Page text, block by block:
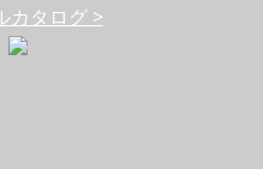
カタログ >